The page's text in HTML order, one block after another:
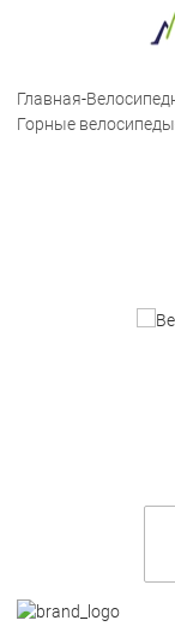
Главная-
Горные велосипеды